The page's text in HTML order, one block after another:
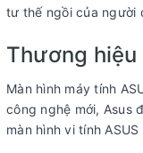
tư thế ngồi của người
Thương hiệu
Màn hình máy tính
công nghệ mới, Asus
màn hình vi tính ASUS